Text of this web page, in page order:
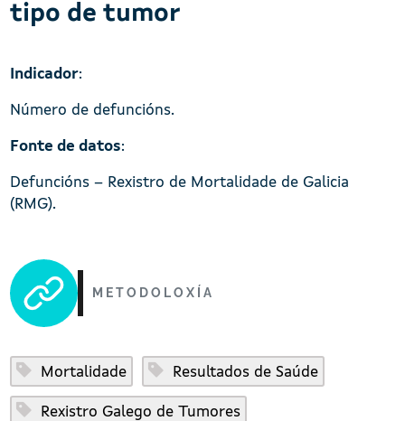
tipo de tumor
Indicador:
Número de defuncións.
Fonte de datos:
Defuncións – Rexistro de Mortalidade de Galicia
(RMG).
METODOLOXÍA
Mortalidade Resultados de Saúde
Rexistro Galego de Tumores